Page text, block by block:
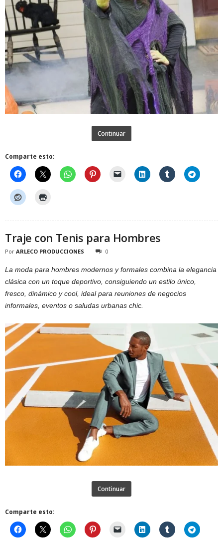
Continuar
Comparte esto:
Traje con Tenis para Hombres
Por ARLECO PRODUCCIONES 0
La moda para hombres modernos y formales combina la elegancia
clásica con un toque deportivo, consiguiendo un estilo único,
fresco, dinámico y cool, ideal para reuniones de negocios
informales, eventos o saludas urbanas chic.
Continuar
Comparte esto: